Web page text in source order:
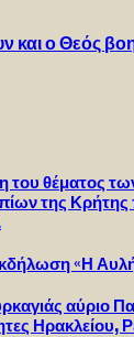
και ο Θεός
του θέματος
της Κρήτης
«Η
αύριο
Ηρακλείου,